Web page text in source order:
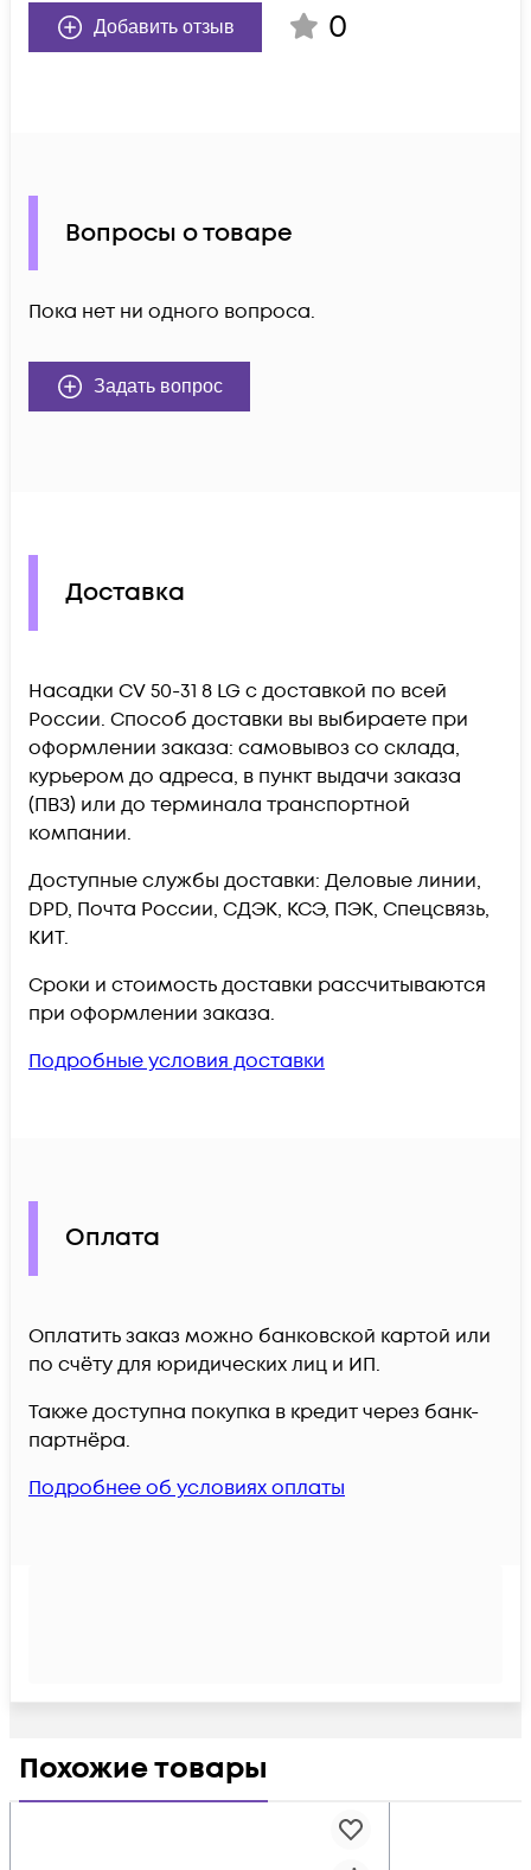
Добавить отзыв 0
Вопросы о товаре
Пока нет ни одного вопроса.
Задать вопрос
Доставка
Насадки CV 50-31 8 LG c доставкой по всей
России. Способ доставки вы выбираете при
оформлении заказа: самовывоз со склада,
курьером до адреса, в пункт выдачи заказа
(ПВЗ) или до терминала транспортной
компании.
Доступные службы доставки: Деловые линии,
DPD, Почта России, СДЭК, КСЭ, ПЭК, Спецсвязь,
КИТ.
Сроки и стоимость доставки рассчитываются
при оформлении заказа.
Подробные условия доставки
Оплата
Оплатить заказ можно банковской картой или
по счёту для юридических лиц и ИП.
Также доступна покупка в кредит через банк-
партнёра.
Подробнее об условиях оплаты
Похожие товары